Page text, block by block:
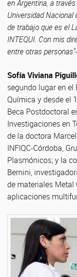
en Argentina, a
Universidad Nacional
de trabajo que es el
INTEQUI. Con mis
entre otras personas"
Sofía Viviana
segundo lugar en
Química y desde el
Beca Postdoctoral
Investigaciones en
de la doctora
INFIQC-Córdoba,
Plasmónicos; y la
Bernini,
de materiales Metal
aplicaciones